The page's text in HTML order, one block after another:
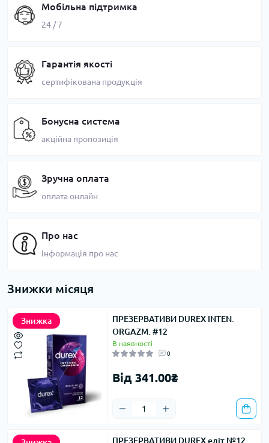
Мобільна підтримка
24 / 7
Гарантія якості
сертифікована продукція
Бонусна система
акційна пропозиція
Зручна оплата
оплата онлайн
Про нас
Інформація про нас
Знижки місяця
Знижка
ПРЕЗЕРВАТИВИ DUREX INTEN.
ORGAZM. #12
В наявності
0
Від 341.00₴
ПРЕЗЕРВАТИВИ DUREX еліт №12